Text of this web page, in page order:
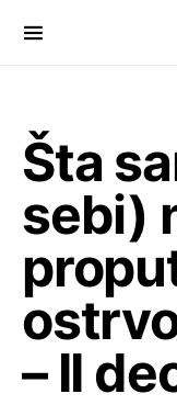
Search for:
Šta
sebi)
– II